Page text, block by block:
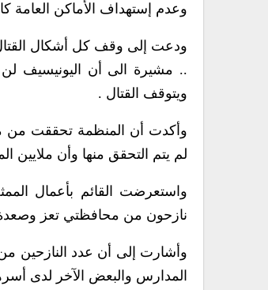
وعدم إستهداف الأماكن العامة
ودعت إلى وقف كل أشكال القتال
.. مشيرة الى أن اليونيسيف لن
ويتوقف القتال .
لم يتم التحقق منها وأن ملايين
واستعرضت القائم بأعمال
نازحون من محافظتي تعز
المدارس والبعض الآخر لدى